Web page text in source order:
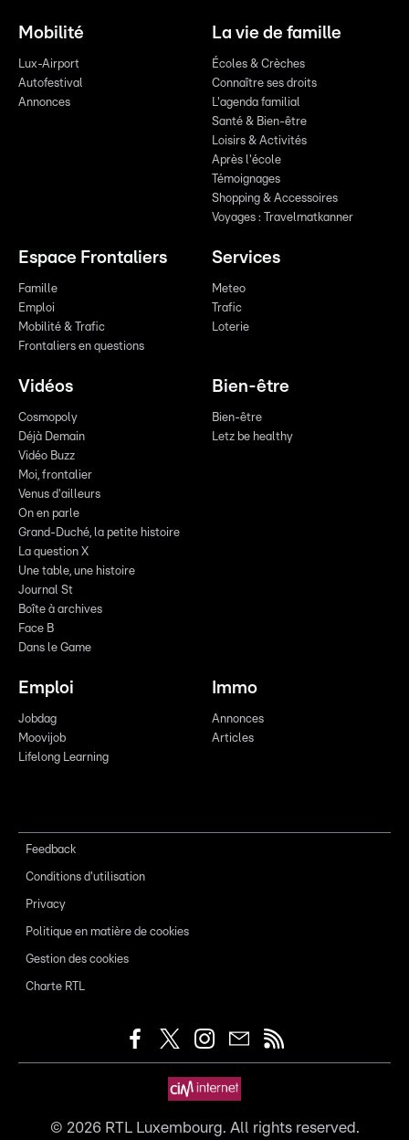
Mobilité
Lux-Airport
Autofestival
Annonces
La vie de famille
Écoles & Crèches
Connaître ses droits
L'agenda familial
Santé & Bien-être
Loisirs & Activités
Après l'école
Témoignages
Shopping & Accessoires
Voyages : Travelmatkanner
Espace Frontaliers
Famille
Emploi
Mobilité & Trafic
Frontaliers en questions
Services
Meteo
Trafic
Loterie
Vidéos
Cosmopoly
Déjà Demain
Vidéo Buzz
Moi, frontalier
Venus d'ailleurs
On en parle
Grand-Duché, la petite histoire
La question X
Une table, une histoire
Journal St
Boîte à archives
Face B
Dans le Game
Bien-être
Bien-être
Letz be healthy
Emploi
Jobdag
Moovijob
Lifelong Learning
Immo
Annonces
Articles
Feedback
Conditions d'utilisation
Privacy
Politique en matière de cookies
Gestion des cookies
Charte RTL
© 2026RTL Luxembourg. All rights reserved.